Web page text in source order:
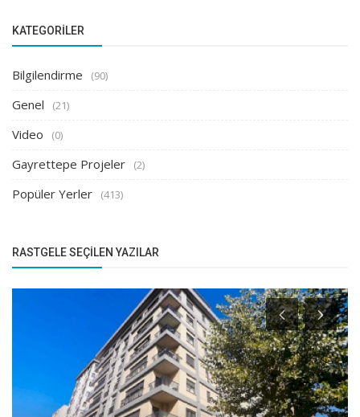
KATEGORILER
Bilgilendirme (90)
Genel (21)
Video (0)
Gayrettepe Projeler (2)
Popüler Yerler (413)
RASTGELE SEÇILEN YAZILAR